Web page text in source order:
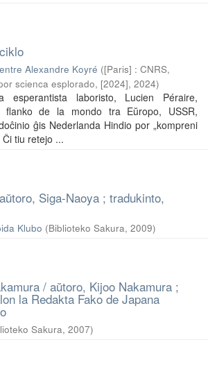
Alexandre Koyré ([Paris] : CNRS,
scienca esplorado, [2024], 2024)
esperantista laboristo, Lucien Péraire,
de la mondo tra Eŭropo, USSR,
ĝis Nederlanda Hindio por „kompreni
tiu retejo ...
Siga-Naoya ; tradukinto,
Klubo (Biblioteko Sakura, 2009)
/ aŭtoro, Kijoo Nakamura ;
la Redakta Fako de Japana
Sakura, 2007)